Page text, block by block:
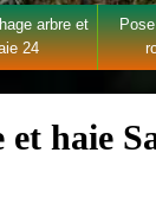
arbre et
24
et haie